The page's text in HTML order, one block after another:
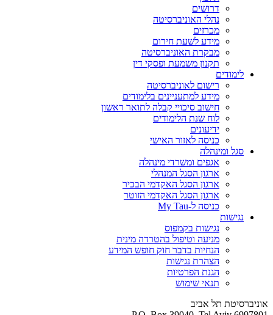
דרושים
נהלי האוניברסיטה
מכרזים
מידע לשעת חירום
מבקרת האוניברסיטה
תקנון משמעת ופסקי דין
לימודים
רישום לאוניברסיטה
מידע למתעניינים בלימודים
חישוב סיכויי קבלה לתואר ראשון
לוח שנת הלימודים
ידיעונים
כניסה לאזור האישי
סגל ומינהלה
אגפים ומשרדי מינהלה
ארגון הסגל המנהלי
ארגון הסגל האקדמי הבכיר
ארגון הסגל האקדמי הזוטר
כניסה ל-My Tau
נגישות
נגישות בקמפוס
מניעה וטיפול בהטרדה מינית
הנחיות בדבר חוק חופש המידע
הצהרת נגישות
הגנת הפרטיות
תנאי שימוש
אוניברסיטת תל אביב